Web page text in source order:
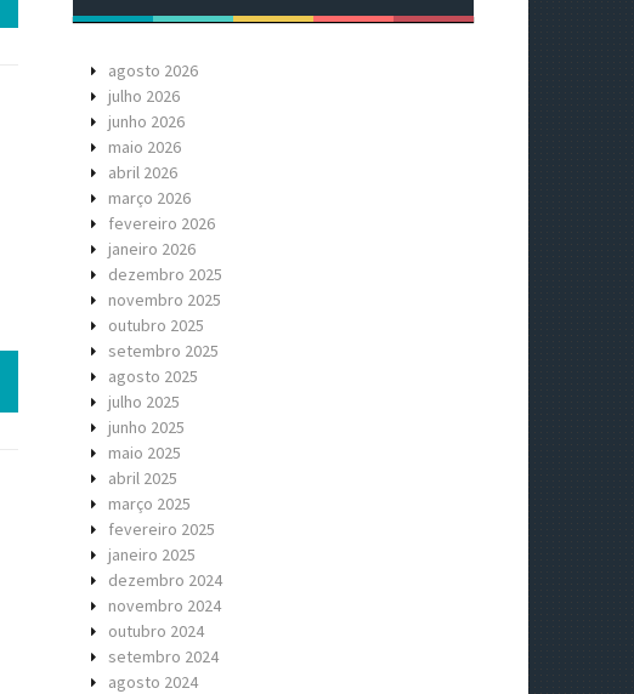
agosto 2026
julho 2026
junho 2026
maio 2026
abril 2026
março 2026
fevereiro 2026
janeiro 2026
dezembro 2025
novembro 2025
outubro 2025
setembro 2025
agosto 2025
julho 2025
junho 2025
maio 2025
abril 2025
março 2025
fevereiro 2025
janeiro 2025
dezembro 2024
novembro 2024
outubro 2024
setembro 2024
agosto 2024